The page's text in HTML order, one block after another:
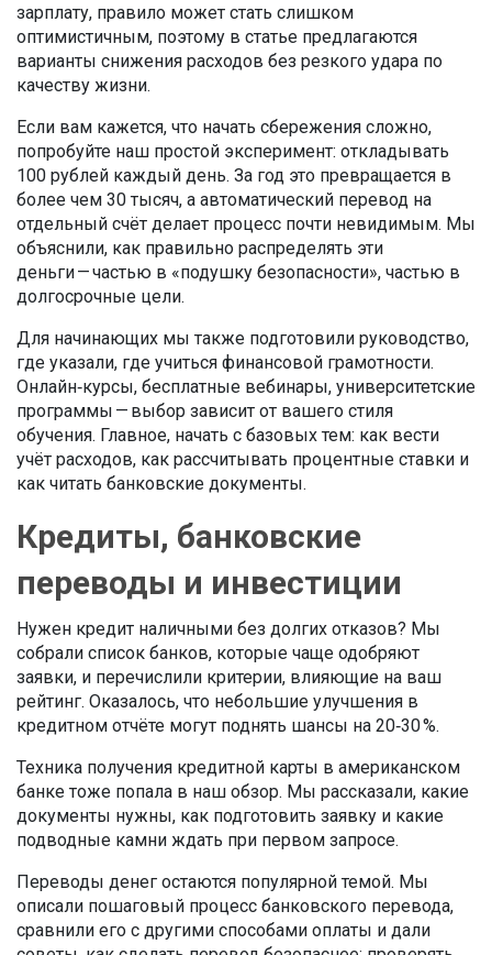
зарплату, правило может стать слишком
оптимистичным, поэтому в статье предлагаются
варианты снижения расходов без резкого удара по
качеству жизни.
Если вам кажется, что начать сбережения сложно,
попробуйте наш простой эксперимент: откладывать
100 рублей каждый день. За год это превращается в
более чем 30 тысяч, а автоматический перевод на
отдельный счёт делает процесс почти невидимым. Мы
объяснили, как правильно распределять эти
деньги — частью в «подушку безопасности», частью в
долгосрочные цели.
Для начинающих мы также подготовили руководство,
где указали, где учиться финансовой грамотности.
Онлайн‑курсы, бесплатные вебинары, университетские
программы — выбор зависит от вашего стиля
обучения. Главное, начать с базовых тем: как вести
учёт расходов, как рассчитывать процентные ставки и
как читать банковские документы.
Кредиты, банковские
переводы и инвестиции
Нужен кредит наличными без долгих отказов? Мы
собрали список банков, которые чаще одобряют
заявки, и перечислили критерии, влияющие на ваш
рейтинг. Оказалось, что небольшие улучшения в
кредитном отчёте могут поднять шансы на 20‑30 %.
Техника получения кредитной карты в американском
банке тоже попала в наш обзор. Мы рассказали, какие
документы нужны, как подготовить заявку и какие
подводные камни ждать при первом запросе.
Переводы денег остаются популярной темой. Мы
описали пошаговый процесс банковского перевода,
сравнили его с другими способами оплаты и дали